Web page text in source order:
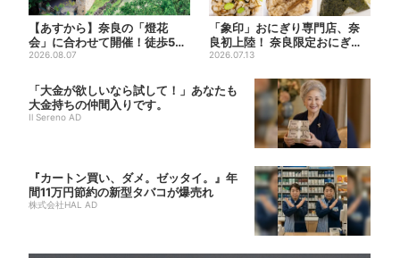
【あすから】奈良の「燈花
会」に合わせて開催！徒歩5
分…結婚式場が“バル”に、前
2026.08.07
「象印」おにぎり専門店、奈
良初上陸！ 奈良限定おにぎ
り、1000円前後のだし巻き...
2026.07.13
「大金が欲しいなら試して！」あなたも
大金持ちの仲間入りです。
Il Sereno AD
『カートン買い、ダメ。ゼッタイ。』年
間11万円節約の新型タバコが爆売れ
株式会社HAL AD